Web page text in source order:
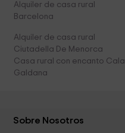
Alquiler de casa rural
Barcelona
Alquiler de casa rural
Ciutadella De Menorca
Casa rural con encanto Cala
Galdana
Sobre Nosotros